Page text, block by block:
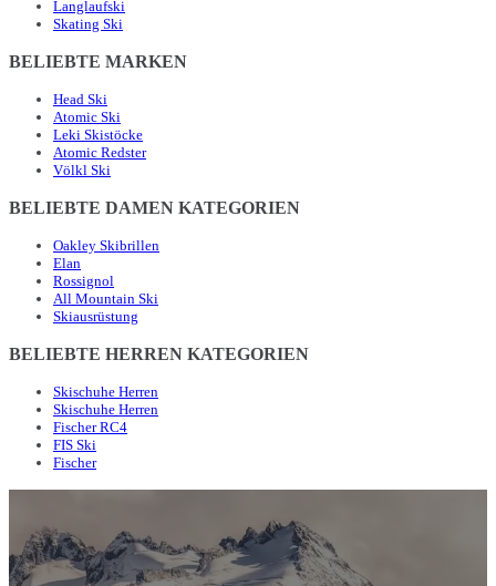
Langlaufski
Skating Ski
BELIEBTE MARKEN
Head Ski
Atomic Ski
Leki Skistöcke
Atomic Redster
Völkl Ski
BELIEBTE DAMEN KATEGORIEN
Oakley Skibrillen
Elan
Rossignol
All Mountain Ski
Skiausrüstung
BELIEBTE HERREN KATEGORIEN
Skischuhe Herren
Skischuhe Herren
Fischer RC4
FIS Ski
Fischer